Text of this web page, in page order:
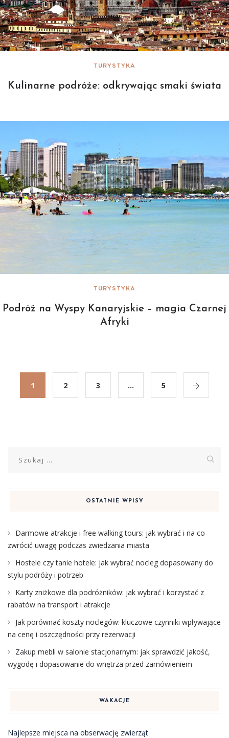
TURYSTYKA
Kulinarne podróże: odkrywając smaki świata
TURYSTYKA
Podróż na Wyspy Kanaryjskie – magia Czarnej
Afryki
1 2 3 … 5
OSTATNIE WPISY
Darmowe atrakcje i free walking tours: jak wybrać i na co
zwrócić uwagę podczas zwiedzania miasta
Hostele czy tanie hotele: jak wybrać nocleg dopasowany do
stylu podróży i potrzeb
Karty zniżkowe dla podróżników: jak wybrać i korzystać z
rabatów na transport i atrakcje
Jak porównać koszty noclegów: kluczowe czynniki wpływające
na cenę i oszczędności przy rezerwacji
Zakup mebli w salonie stacjonarnym: jak sprawdzić jakość,
wygodę i dopasowanie do wnętrza przed zamówieniem
WAKACJE
Najlepsze miejsca na obserwację zwierząt